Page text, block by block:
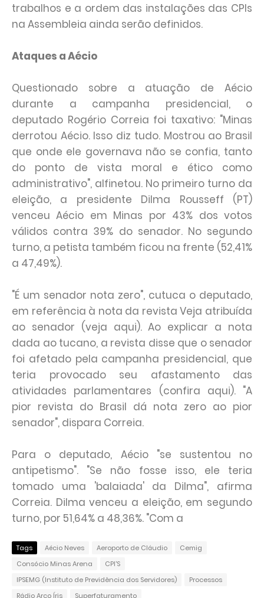
trabalhos e a ordem das instalações das CPIs
na Assembleia ainda serão definidos.
Ataques a Aécio
Questionado sobre a atuação de Aécio
durante a campanha presidencial, o
deputado Rogério Correia foi taxativo: "Minas
derrotou Aécio. Isso diz tudo. Mostrou ao Brasil
que onde ele governava não se confia, tanto
do ponto de vista moral e ético como
administrativo", alfinetou. No primeiro turno da
eleição, a presidente Dilma Rousseff (PT)
venceu Aécio em Minas por 43% dos votos
válidos contra 39% do senador. No segundo
turno, a petista também ficou na frente (52,41%
a 47,49%).
"É um senador nota zero", cutuca o deputado,
em referência à nota da revista Veja atribuída
ao senador (veja aqui). Ao explicar a nota
dada ao tucano, a revista disse que o senador
foi afetado pela campanha presidencial, que
teria provocado seu afastamento das
atividades parlamentares (confira aqui). "A
pior revista do Brasil dá nota zero ao pior
senador", dispara Correia.
Para o deputado, Aécio "se sustentou no
antipetismo". "Se não fosse isso, ele teria
tomado uma 'balaiada' da Dilma", afirma
Correia. Dilma venceu a eleição, em segundo
turno, por 51,64% a 48,36%. "Com a
Tags Aécio Neves Aeroporto de Cláudio
Cemig
Consócio Minas Arena
CPI'S
IPSEMG (Instituto de Previdência dos Servidores)
Processos
Rádio Arco Íris
Superfaturamento